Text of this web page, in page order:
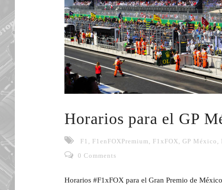
Horarios para el GP
F1 F1enFOXPremium F1xFOX GP México
0 Comments
Horarios #F1xFOX para el Gran Premio de